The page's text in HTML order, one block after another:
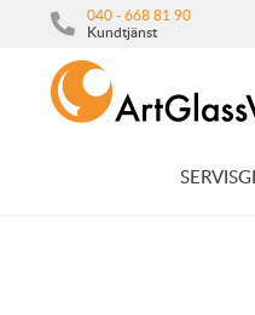
040 - 668 81 90
Kundtjänst